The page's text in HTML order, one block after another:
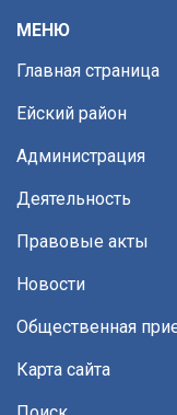
МЕНЮ
Главная страница
Ейский район
Администрация
Деятельность
Правовые акты
Новости
Общественная
Карта сайта